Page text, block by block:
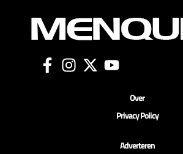
Over
Privacy Policy
Adverteren